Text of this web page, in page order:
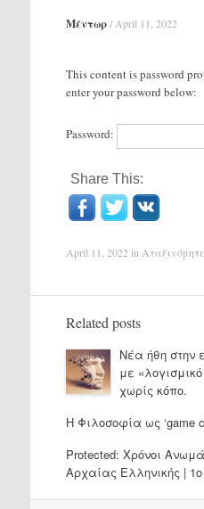
Μέντωρ/ April 11, 2022
This content is password
enter your password below:
Password:
Share This:
April 11, 2022 in
Related posts
Νέα ήθη στην
με
χωρίς κόπο.
H Φιλοσοφία ως ‘game
Protected: Χρόνοι
Αρχαίας Ελληνικής |